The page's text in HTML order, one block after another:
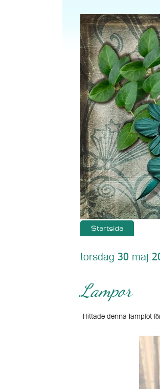
Startsida
torsdag 30 maj
Lampor
Hittade denna lampfot